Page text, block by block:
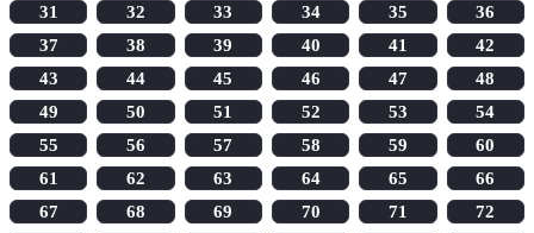
31
32 33 34 35
36
37
38 39 40 41
42
43
44 45 46 47
48
49
50 51 52 53
54
55
56 57 58 59
60
61
62 63 64 65
66
67
68 69 70 71
72